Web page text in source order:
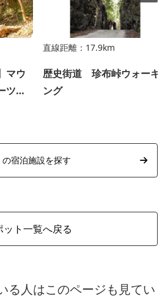
マウ
ツア
直線距離：17.9km
歴史街道 珍布峠ウォーキ
ング
の宿泊施設を探す
ット一覧へ戻る
る人はこのページも見てい